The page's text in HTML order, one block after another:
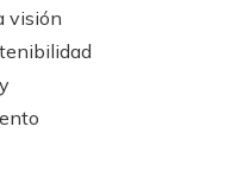
visión